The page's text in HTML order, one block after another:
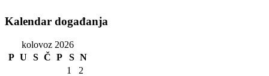
Kalendar događanja
kolovoz 2026
P U S Č P S N
1
2